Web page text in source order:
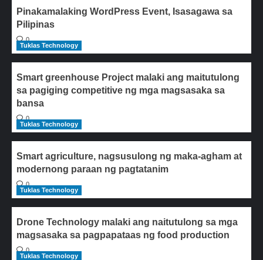
Pinakamalaking WordPress Event, Isasagawa sa
Pilipinas
0
Tuklas Technology
Smart greenhouse Project malaki ang maitutulong
sa pagiging competitive ng mga magsasaka sa
bansa
0
Tuklas Technology
Smart agriculture, nagsusulong ng maka-agham at
modernong paraan ng pagtatanim
0
Tuklas Technology
Drone Technology malaki ang naitutulong sa mga
magsasaka sa pagpapataas ng food production
0
Tuklas Technology